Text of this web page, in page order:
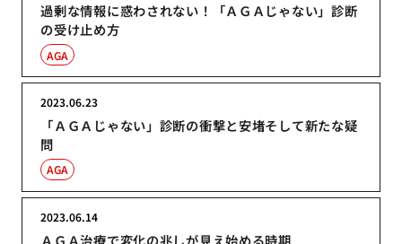
過剰な情報に惑わされない！「ＡＧＡじゃない」診断
の受け止め方
AGA
「ＡＧＡじゃない」診断の衝撃と安堵そして新たな疑
問
2023.06.23
AGA
ＡＧＡ治療で変化の兆しが見え始める時期
2023.06.14